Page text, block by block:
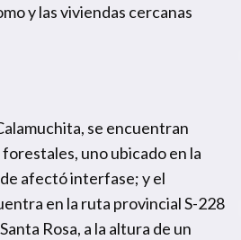
y las viviendas cercanas
se encuentran
uno ubicado en la
afectó interfase; y el
en la ruta provincial S-228
Rosa, a la altura de un